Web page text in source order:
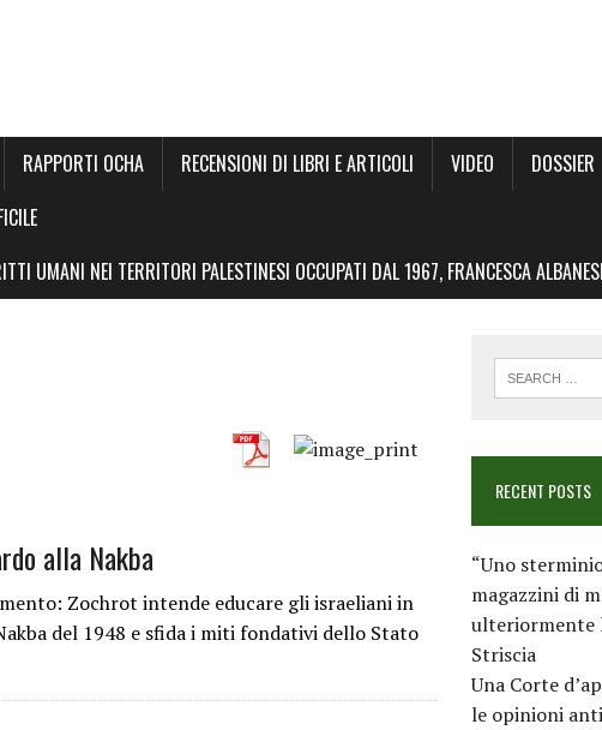
RAPPORTI OCHA RECENSIONI DI LIBRI E ARTICOLI VIDEO DOSSIER
UMANI NEI TERRITORI PALESTINESI OCCUPATI DAL 1967, FRANCESCA
alla Nakba
Zochrot intende educare gli israeliani in
del 1948 e sfida i miti fondativi dello Stato
RECENT POSTS
“Uno
magazzini di
ulteriormente
Striscia
Una Corte
le opinioni